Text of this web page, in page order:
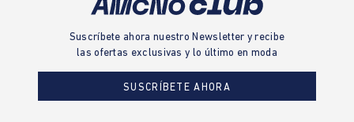
Suscríbete ahora nuestro Newsletter y recibe
las ofertas exclusivas y lo último en moda
SUSCRÍBETE AHORA